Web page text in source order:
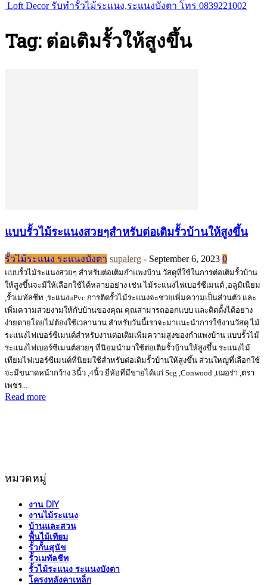
Loft Decor รับทำรั้วไม้ระแนง,ระแนงบังตา โทร 0839221002
Tag: ต่อเติมรั้วให้สูงขึ้น
แบบรั้วไม้ระแนงสวยๆสำหรับต่อเติมรั้วบ้านให้สูงขึ้น
รั้วไม้ระแนง ระแนงบังตา supalerg - September 6, 2023 0
แบบรั้วไม้ระแนงสวยๆ สำหรับต่อเติมกำแพงบ้าน วัสดุที่ใช้ในการต่อเติมรั้วบ้าน
ให้สูงขึ้นจะมีให้เลือกใช้ได้หลายอย่าง เช่น ไม้ระแนงไฟเบอร์ซีเมนต์ ,อลูมิเนียม
,รั้วเมทัลชีท ,ระแนงuPvc การติดรั้วไม้ระแนงจะช่วยเพิ่มความเป็นส่วนตัว และ
เพิ่มความสวยงามให้กับบ้านของคุณ คุณสามารถออกแบบ และติดตั้งได้อย่าง
ง่ายดายโดยไม่ต้องใช้เวลานาน สำหรับวันนี้เราจะมาแนะนำการใช้งานวัสดุ ไม้
ระแนงไฟเบอร์ซีเมนต์สำหรับงานต่อเติมเพิ่มความสูงของกำแพงบ้าน แบบรั้วไม้
ระแนงไฟเบอร์ซีเมนต์สวยๆ ที่นิยมนำมาใช้ต่อเติมรั้วบ้านให้สูงขึ้น ระแนงไม้
เทียมไฟเบอร์ซีเมนต์ที่นิยมใช้สำหรับต่อเติมรั้วบ้านให้สูงขึ้น ส่วนใหญ่ที่เลือกใช้
จะมีขนาดหน้ากว้าง 3นิ้ว ,4นิ้ว ยี่ห้อที่มีขายได้แก่ Scg ,Conwood ,เฌอร่า ,ตรา
เพชร...
Read more
หมวดหมู่
งาน DIY
งานไม้ระแนง
บ้านและสวน
พื้นไม้เทียม
รั้วกั้นสุนัข
รั้วเมทัลชีท
รั้วไม้ระแนง ระแนงบังตา
โครงหลังคาเหล็ก